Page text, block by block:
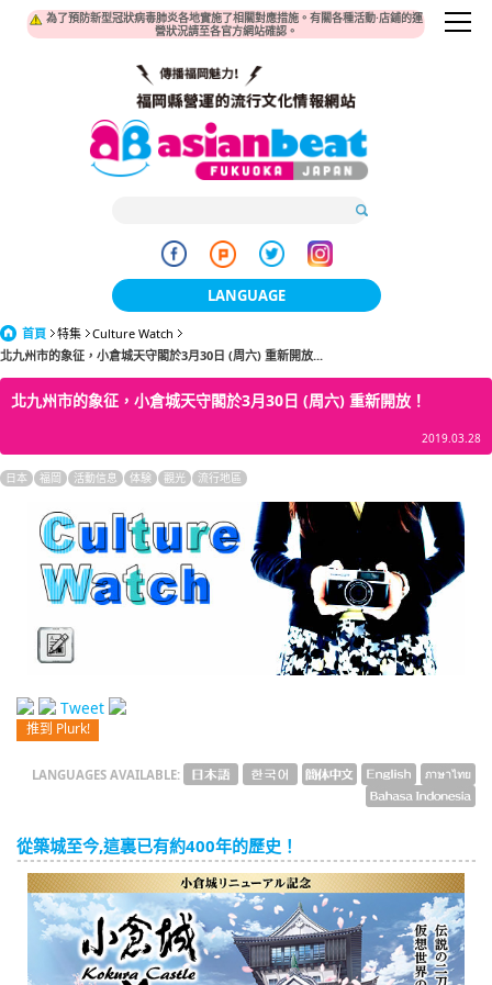
為了預防新型冠狀病毒肺炎各地實施了相關對應措施。有關各種活動·店鋪的運
營狀況請至各官方網站確認。
LANGUAGE
한국어
繁體中文
English
ภาษาไทย
Bahasa Indonesia
首頁 特集
Culture Watch
北九州市的象征，小倉城天守閣於3月30日 (周六) 重新開放...
北九州市的象征，小倉城天守閣於3月30日 (周六) 重新開放！
2019.03.28
日本 福岡 活動信息 体験 觀光 流行地區
Tweet
推到 Plurk!
LANGUAGES AVAILABLE:
從築城至今,這裏已有約400年的歷史！